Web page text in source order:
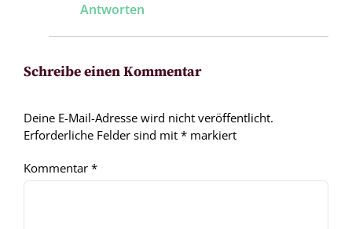
Antworten
Schreibe einen Kommentar
Deine E-Mail-Adresse wird nicht veröffentlicht.
Erforderliche Felder sind mit * markiert
Kommentar *